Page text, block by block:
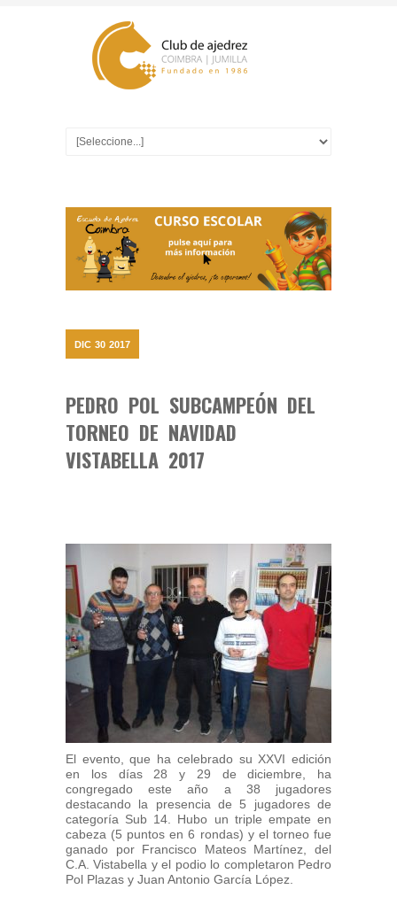
DIC 30 2017
PEDRO POL SUBCAMPEÓN DEL
TORNEO DE NAVIDAD
VISTABELLA 2017
El evento, que ha celebrado su XXVI edición
en los días 28 y 29 de diciembre, ha
congregado este año a 38 jugadores
destacando la presencia de 5 jugadores de
categoría Sub 14. Hubo un triple empate en
cabeza (5 puntos en 6 rondas) y el torneo fue
ganado por Francisco Mateos Martínez, del
C.A. Vistabella y el podio lo completaron Pedro
Pol Plazas y Juan Antonio García López.